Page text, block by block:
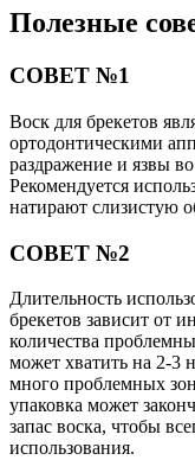
Полезные
СОВЕТ №1
Воск для брекетов
ортодонтическими
раздражение и язвы
Рекомендуется
натирают слизистую
СОВЕТ №2
Длительность
брекетов зависит от
количества
может хватить на 2-3
много проблемных
упаковка может
запас воска, чтобы
использования.